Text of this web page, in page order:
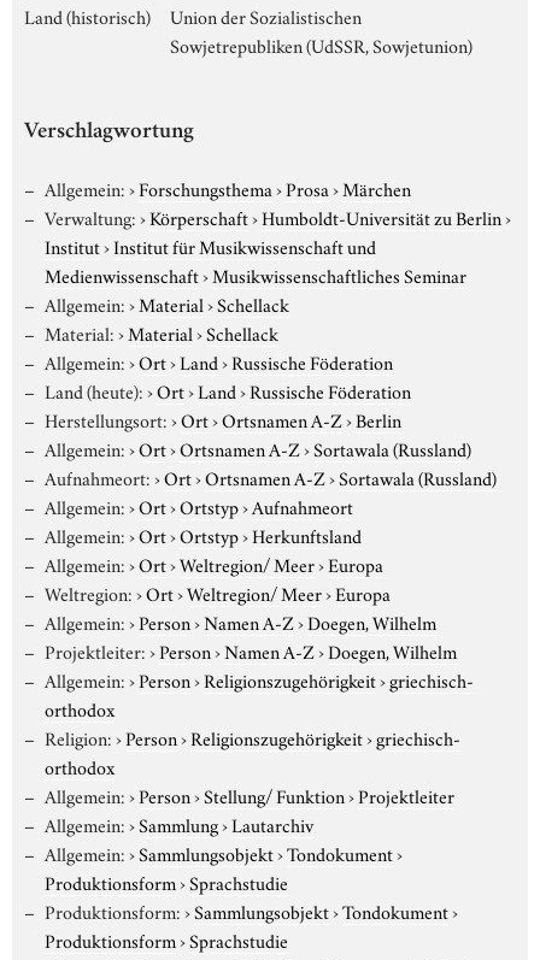
Land (historisch)
Union der Sozialistischen
Sowjetrepubliken (UdSSR, Sowjetunion)
Verschlagwortung
Allgemein:›Forschungsthema›Prosa›Märchen
Verwaltung:›Körperschaft›Humboldt-Universität zu Berlin›
Institut›Institut für Musikwissenschaft und
Medienwissenschaft›Musikwissenschaftliches Seminar
Allgemein:›Material›Schellack
Material:›Material›Schellack
Allgemein:›Ort›Land›Russische Föderation
Land (heute):›Ort›Land›Russische Föderation
Herstellungsort:›Ort›Ortsnamen A-Z›Berlin
Allgemein:›Ort›Ortsnamen A-Z›Sortawala (Russland)
Aufnahmeort:›Ort›Ortsnamen A-Z›Sortawala (Russland)
Allgemein:›Ort›Ortstyp›Aufnahmeort
Allgemein:›Ort›Ortstyp›Herkunftsland
Allgemein:›Ort›Weltregion/ Meer›Europa
Weltregion:›Ort›Weltregion/ Meer›Europa
Allgemein:›Person›Namen A-Z›Doegen, Wilhelm
Projektleiter:›Person›Namen A-Z›Doegen, Wilhelm
Allgemein:›Person›Religionszugehörigkeit›griechisch-
orthodox
Religion:›Person›Religionszugehörigkeit›griechisch-
orthodox
Allgemein:›Person›Stellung/ Funktion›Projektleiter
Allgemein:›Sammlung›Lautarchiv
Allgemein:›Sammlungsobjekt›Tondokument›
Produktionsform›Sprachstudie
Produktionsform:›Sammlungsobjekt›Tondokument›
Produktionsform›Sprachstudie